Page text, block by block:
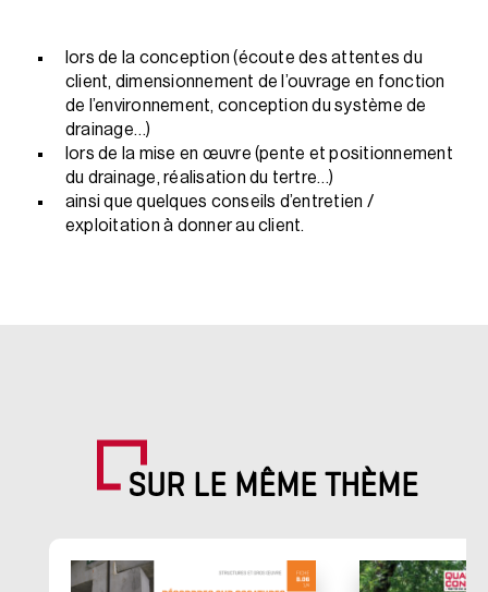
lors de la conception (écoute des attentes du
client, dimensionnement de l’ouvrage en fonction
de l’environnement, conception du système de
drainage…)
lors de la mise en œuvre (pente et positionnement
du drainage, réalisation du tertre…)
ainsi que quelques conseils d’entretien /
exploitation à donner au client.
SUR LE MÊME THÈME